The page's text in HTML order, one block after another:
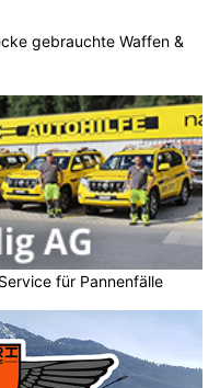
gebrauchte Waffen &
für Pannenfälle